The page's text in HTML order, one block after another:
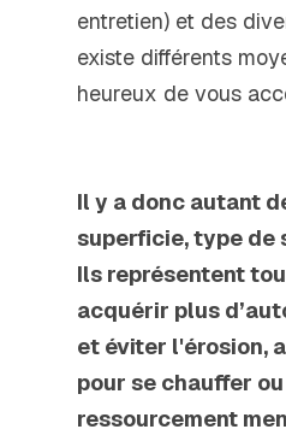
entretien) et des
existe différents
heureux de vous
Il y a donc autant
superficie, type de
Ils représentent
acquérir plus
et éviter l'érosion,
pour se chauffer
ressourcement